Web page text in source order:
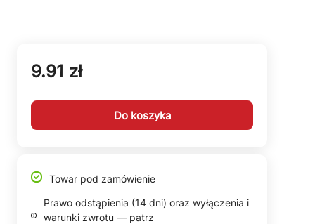
9.91 zł
Do koszyka
Towar pod zamówienie
Prawo odstąpienia (14 dni) oraz wyłączenia i
warunki zwrotu — patrz